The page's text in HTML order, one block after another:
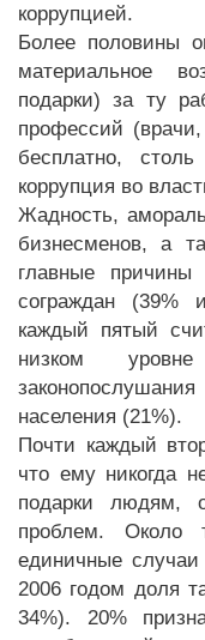
коррупцией.
Более половины
материальное
подарки) за ту
профессий
бесплатно,
коррупция во
Жадность,
бизнесменов, а
главные
сограждан (39%
каждый пятый
низком
населения (21%).
Почти каждый
что ему никогда
подарки людям,
проблем. Около
единичные
2006 годом доля
34%). 20%